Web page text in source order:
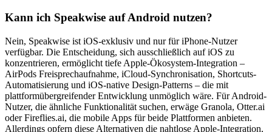
Kann ich Speakwise auf Android nutzen?
Nein, Speakwise ist iOS-exklusiv und nur für iPhone-Nutzer
verfügbar. Die Entscheidung, sich ausschließlich auf iOS zu
konzentrieren, ermöglicht tiefe Apple-Ökosystem-Integration –
AirPods Freisprechaufnahme, iCloud-Synchronisation, Shortcuts-
Automatisierung und iOS-native Design-Patterns – die mit
plattformübergreifender Entwicklung unmöglich wäre. Für Android-
Nutzer, die ähnliche Funktionalität suchen, erwäge Granola, Otter.ai
oder Fireflies.ai, die mobile Apps für beide Plattformen anbieten.
Allerdings opfern diese Alternativen die nahtlose Apple-Integration,